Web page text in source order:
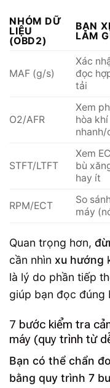
NHÓM DỮ
LIỆU
(OBD2)
BẠN
LÀM
MAF (g/s)
Xác
đọc
tải
O2/AFR
Xem
hòa khí
nhanh/
STFT/LTFT
Xem
bù
hay ít
RPM/ECT
So
máy
Quan trọng hơn,
cần nhìn xu hướng
là lý do phần tiếp
giúp bạn đọc đúng
7 bước kiểm tra
máy (quy trình từ
Bạn có thể chẩn
bằng quy trình 7